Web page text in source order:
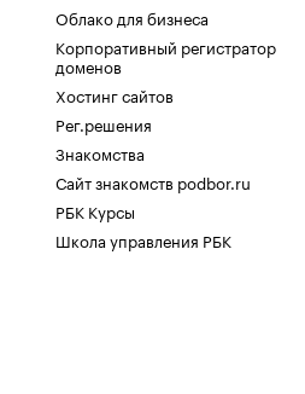
Облако для бизнеса
Корпоративный регистратор
доменов
Хостинг сайтов
Рег.решения
Знакомства
Сайт знакомств podbor.ru
РБК Курсы
Школа управления РБК